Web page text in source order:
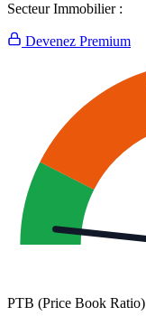
Secteur Immobilier :
Devenez Premium
PTB (Price Book Ratio)